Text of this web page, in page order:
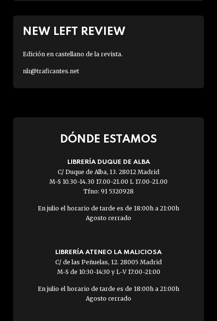
NEW LEFT REVIEW
Edición en castellano de la revista.
nlr@traficantes.net
DÓNDE ESTAMOS
LIBRERÍA DUQUE DE ALBA
C/ Duque de Alba, 13. 28012 Madrid
M-S 10.30-14.30 17.00-21.00 L 17.00-21.00
Tfno: 91 5320928
En julio el horario de tarde es de 18:00h a 21:00h
Agosto cerrado
LIBRERÍA ATENEO LA MALICIOSA
C/ de las Peñuelas, 12. 28005 Madrid
M-S de 10:30-14:30 y L-V 17:00-21:00
En julio el horario de tarde es de 18:00h a 21:00h
Agosto cerrado